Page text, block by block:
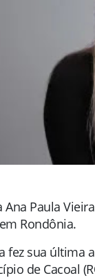
Ana Paula
Rondônia.
fez sua última
de Cacoal